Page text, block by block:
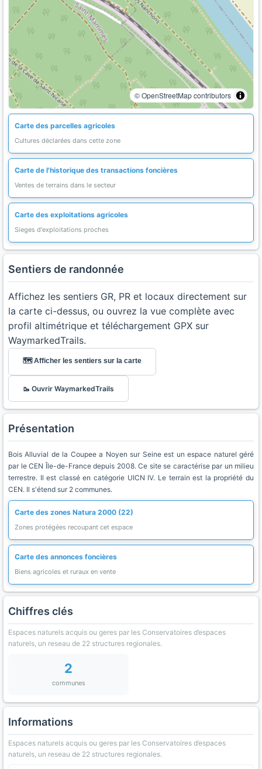
© OpenStreetMap contributors
Carte des parcelles agricoles
Cultures déclarées dans cette zone
Carte de l'historique des transactions foncières
Ventes de terrains dans le secteur
Carte des exploitations agricoles
Sieges d'exploitations proches
Sentiers de randonnée
Affichez les sentiers GR, PR et locaux directement sur
la carte ci-dessus, ou ouvrez la vue complète avec
profil altimétrique et téléchargement GPX sur
WaymarkedTrails.
🗺️ Afficher les sentiers sur la carte
🥾 Ouvrir WaymarkedTrails
Présentation
Bois Alluvial de la Coupee a Noyen sur Seine est un espace naturel géré
par le CEN Île-de-France depuis 2008. Ce site se caractérise par un milieu
terrestre. Il est classé en catégorie UICN IV. Le terrain est la propriété du
CEN. Il s'étend sur 2 communes.
Carte des zones Natura 2000 (22)
Zones protégées recoupant cet espace
Carte des annonces foncières
Biens agricoles et ruraux en vente
Chiffres clés
Espaces naturels acquis ou geres par les Conservatoires d’espaces
naturels, un reseau de 22 structures regionales.
2
communes
Informations
Espaces naturels acquis ou geres par les Conservatoires d’espaces
naturels, un reseau de 22 structures regionales.